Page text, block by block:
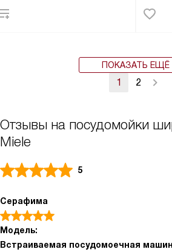
ПОКАЗАТЬ ЕЩЁ
1 2
Отзывы на посудомойки
Miele
5
Серафима
Модель:
Встраиваемая посудомоечная